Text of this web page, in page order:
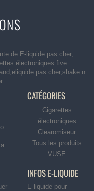
de E-liquide pas cher,
électroniques.five
pas cher,shake n
CATÉGORIES
Cigarettes
électroniques
Clearomiseur
Tous les produits
VUSE
INFOS E-LIQUIDE
E-liquide pour